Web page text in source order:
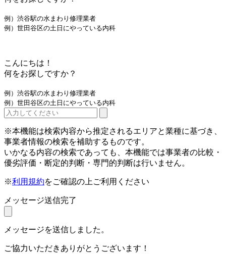
例）渋谷駅の水まわり修理業者
例）世田谷区の土日にやっている内科
こんにちは！
何をお探しですか？
例）渋谷駅の水まわり修理業者
例）世田谷区の土日にやっている内科
※本機能は検索内容から推定されるエリアと業種に基づき、
事業者情報の検索を補助するものです。
いかなる内容の検索であっても、本機能では事業者の比較・
優劣評価・断定的判断・専門的判断は行いません。
※利用規約をご確認の上ご利用ください
メッセージ送信完了
メッセージを送信しました。
ご協力いただきありがとうございます！